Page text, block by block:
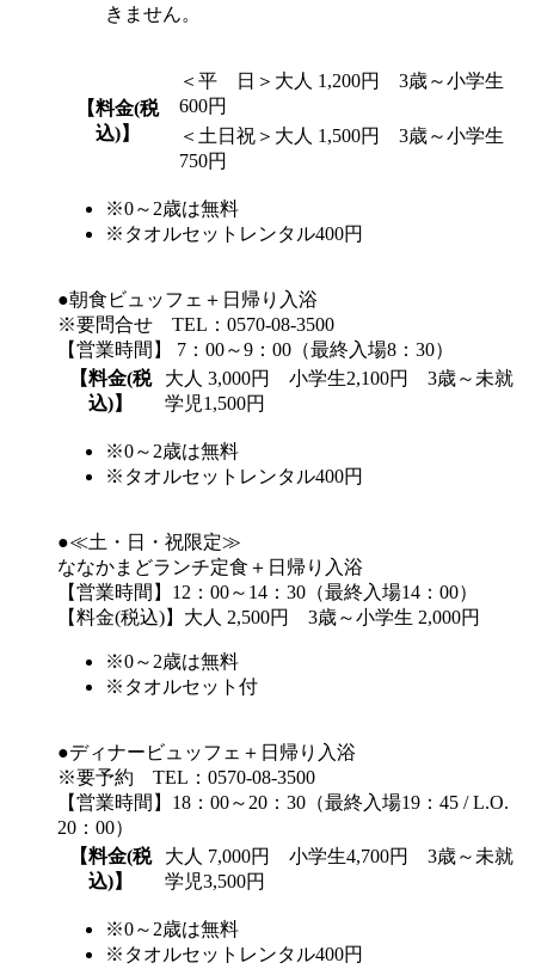
きません。
【料金(税
込)】
＜平 日＞大人 1,200円 3歳～小学生
600円
＜土日祝＞大人 1,500円 3歳～小学生
750円
※0～2歳は無料
※タオルセットレンタル400円
●朝食ビュッフェ＋日帰り入浴
※要問合せ TEL：0570-08-3500
【営業時間】 7：00～9：00（最終入場8：30）
【料金(税
込)】
大人 3,000円 小学生2,100円 3歳～未就
学児1,500円
※0～2歳は無料
※タオルセットレンタル400円
●≪土・日・祝限定≫
ななかまどランチ定食＋日帰り入浴
【営業時間】12：00～14：30（最終入場14：00）
【料金(税込)】大人 2,500円 3歳～小学生 2,000円
※0～2歳は無料
※タオルセット付
●ディナービュッフェ＋日帰り入浴
※要予約 TEL：0570-08-3500
【営業時間】18：00～20：30（最終入場19：45 / L.O.
20：00）
【料金(税
込)】
大人 7,000円 小学生4,700円 3歳～未就
学児3,500円
※0～2歳は無料
※タオルセットレンタル400円